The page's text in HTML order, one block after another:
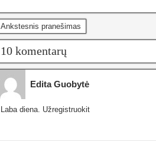
Ankstesnis pranešimas
10 komentarų
Edita Guobytė
Laba diena. Užregistruokit